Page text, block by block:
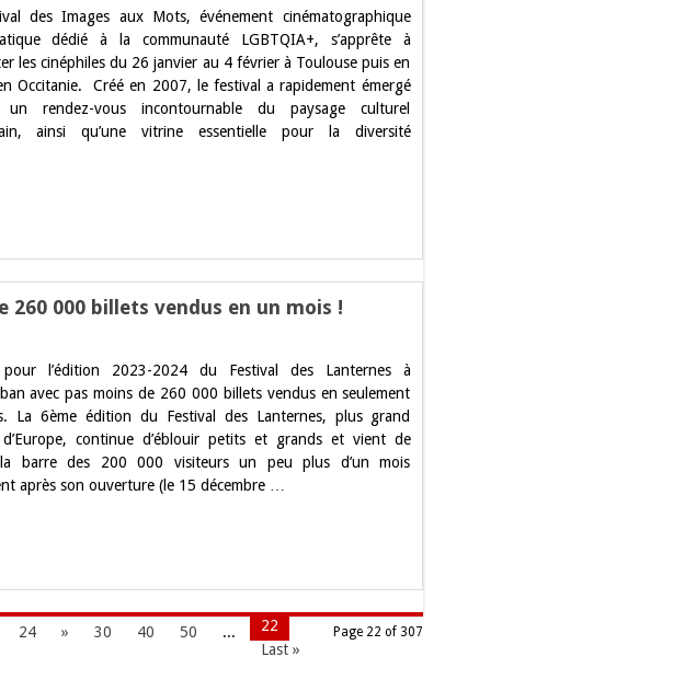
des Images aux Mots, événement cinématographique
dédié à la communauté LGBTQIA+, s’apprête à
les cinéphiles du 26 janvier au 4 février à Toulouse puis en
Occitanie. Créé en 2007, le festival a rapidement émergé
un rendez-vous incontournable du paysage culturel
ainsi qu’une vitrine essentielle pour la diversité
260 000 billets vendus en un mois !
pour l’édition 2023-2024 du Festival des Lanternes à
avec pas moins de 260 000 billets vendus en seulement
La 6ème édition du Festival des Lanternes, plus grand
continue d’éblouir petits et grands et vient de
la barre des 200 000 visiteurs un peu plus d’un mois
après son ouverture (le 15 décembre …
Page 22 of 307
22
24 » 30 40 50
...
Last »